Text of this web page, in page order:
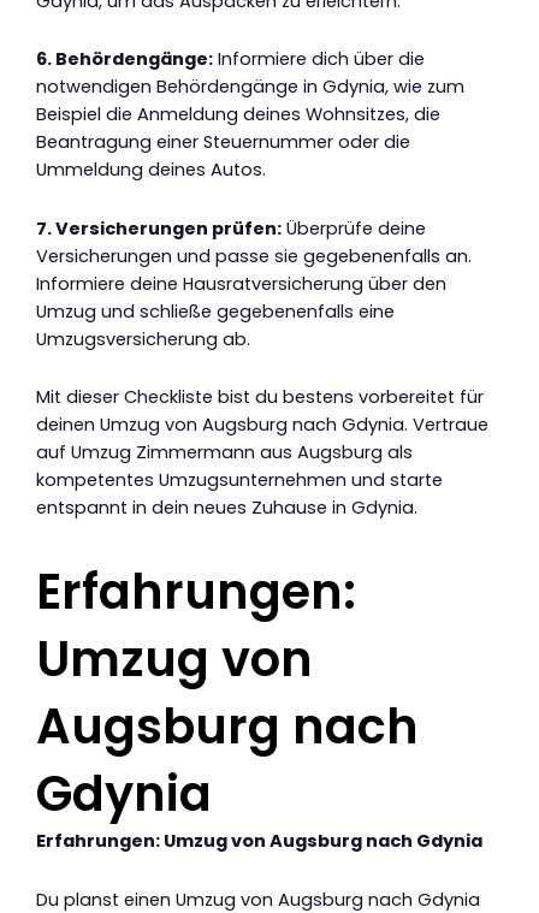
6. Behördengänge: Informiere dich über die
notwendigen Behördengänge in Gdynia, wie zum
Beispiel die Anmeldung deines Wohnsitzes, die
Beantragung einer Steuernummer oder die
Ummeldung deines Autos.
7. Versicherungen prüfen: Überprüfe deine
Versicherungen und passe sie gegebenenfalls an.
Informiere deine Hausratversicherung über den
Umzug und schließe gegebenenfalls eine
Umzugsversicherung ab.
Mit dieser Checkliste bist du bestens vorbereitet für
deinen Umzug von Augsburg nach Gdynia. Vertraue
auf Umzug Zimmermann aus Augsburg als
kompetentes Umzugsunternehmen und starte
entspannt in dein neues Zuhause in Gdynia.
Erfahrungen:
Umzug von
Augsburg nach
Gdynia
Erfahrungen: Umzug von Augsburg nach Gdynia
Du planst einen Umzug von Augsburg nach Gdynia